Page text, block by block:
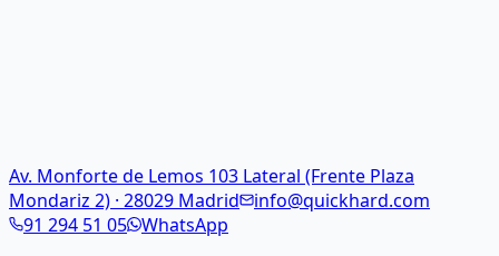
Av. Monforte de Lemos 103 Lateral (Frente Plaza
Mondariz 2) · 28029 Madrid
info@quickhard.com
91 294 51 05 WhatsApp